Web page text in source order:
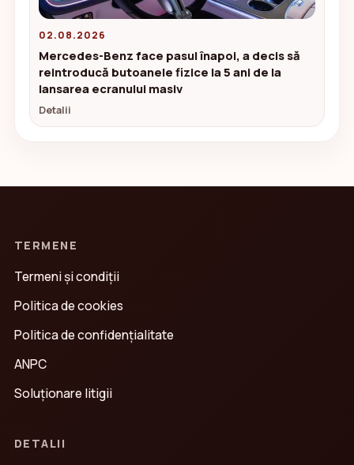
02.08.2026
Mercedes-Benz face pasul înapoi, a decis să
reintroducă butoanele fizice la 5 ani de la
lansarea ecranului masiv
Detalii
TERMENE
Termeni și condiții
Politica de cookies
Politica de confidenţialitate
ANPC
Soluționare litigii
DETALII